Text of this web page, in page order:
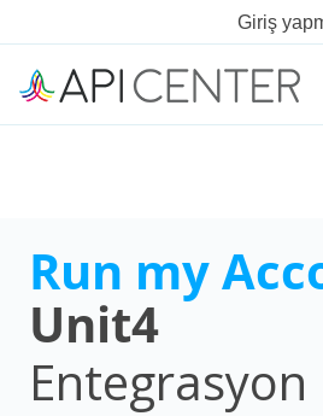
Giriş
Run my
Unit4
Entegrasyon